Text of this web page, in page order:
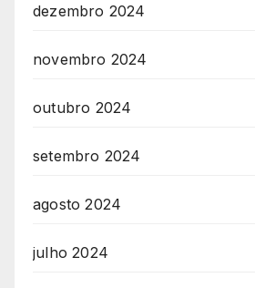
dezembro 2024
novembro 2024
outubro 2024
setembro 2024
agosto 2024
julho 2024